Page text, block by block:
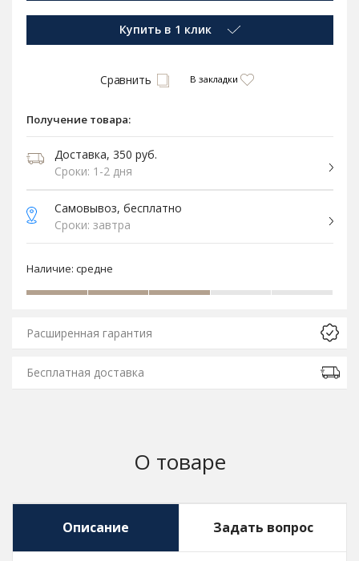
Купить в 1 клик
Сравнить В закладки
Получение товара:
Доставка, 350 руб.
Сроки: 1-2 дня
Самовывоз, бесплатно
Сроки: завтра
Наличие: средне
Расширенная гарантия
Бесплатная доставка
О товаре
Описание Задать вопрос